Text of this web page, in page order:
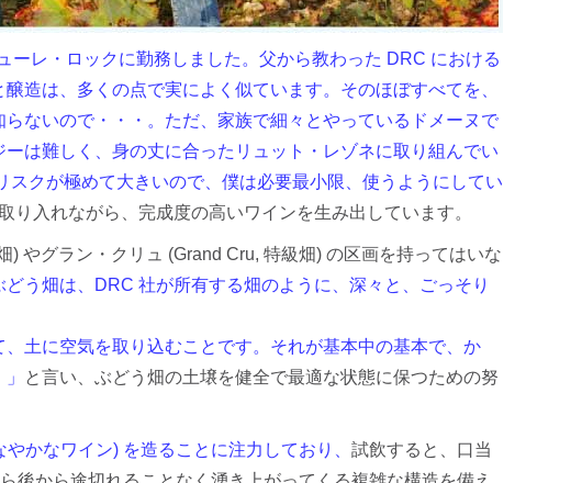
ーレ・ロックに勤務しました。父から教わった DRC における
造は、多くの点で実によく似ています。そのほぼすべてを、
ないので・・・。ただ、家族で細々とやっているドメーヌで
は難しく、身の丈に合ったリュット・レゾネに取り組んでい
クが極めて大きいので、僕は必要最小限、使うようにしてい
入れながら、完成度の高いワインを生み出しています。
やグラン・クリュ (Grand Cru, 特級畑) の区画を持ってはいな
う畑は、DRC 社が所有する畑のように、深々と、ごっそり
、土に空気を取り込むことです。それが基本中の基本で、か
と言い、ぶどう畑の土壌を健全で最適な状態に保つための努
やかなワイン) を造ることに注力しており、 試飲すると、口当